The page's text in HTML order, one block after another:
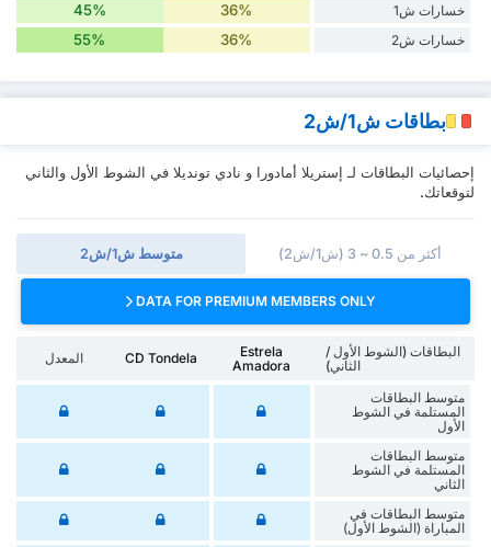
خسارات ش1 36%
45%
خسارات ش2 36%
55%
بطاقات ش1/ش2
إحصائيات البطاقات لـ إستريلا أمادورا و نادي تونديلا في الشوط الأول والثاني
لتوقعاتك.
متوسط ش1/ش2 أكثر من 0.5 ~ 3 (ش1/ش2)
DATA FOR PREMIUM MEMBERS ONLY
البطاقات (الشوط الأول /
الثاني)
Estrela
Amadora
CD Tondela المعدل
متوسط البطاقات
المستلمة في الشوط
الأول
متوسط البطاقات
المستلمة في الشوط
الثاني
متوسط البطاقات في
المباراة (الشوط الأول)